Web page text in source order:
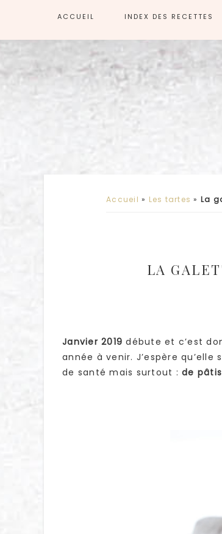
ACCUEIL INDEX DES RECETTES
Accueil » Les tartes » La
LA
Janvier 2019 débute et c’est
année à venir. J’espère
de santé mais surtout : de